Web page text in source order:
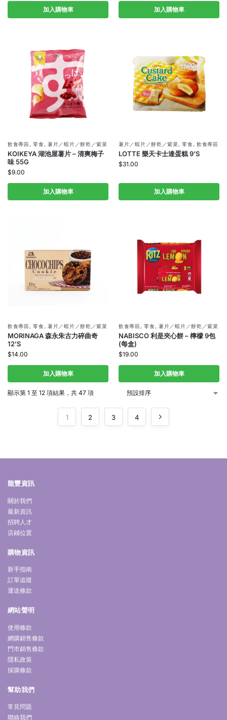
加入購物車 加入購物車
飲食專區,零食,薯片／蝦片／餅乾／紫菜
KOIKEYA 湖池屋薯片 – 清爽梅子
味 55G
$9.00
加入購物車
薯片／蝦片／餅乾／紫菜,零食, 飲食專區
LOTTE 樂天卡士達蛋糕 9’S
$31.00
加入購物車
飲食專區,零食,薯片／蝦片／餅乾／紫菜
MORINAGA 森永朱古力碎曲奇
12’S
$14.00
加入購物車
飲食專區,零食,薯片／蝦片／餅乾／紫菜
NABISCO 利是夾心餅 – 檸檬 9包
(每盒)
$19.00
加入購物車
顯示第 1 至 12 項結果，共 47 項
1 2 3 4
龍豐資訊
關於我們
最新資訊
招聘人才
店鋪位置
購物資訊
新手指南
訂單追蹤
運送條款
網站聲明
使用條款
網購銷售條款
門市銷售條款
隱私政策
採購條款
幫助我們
常見問題
聯絡我們